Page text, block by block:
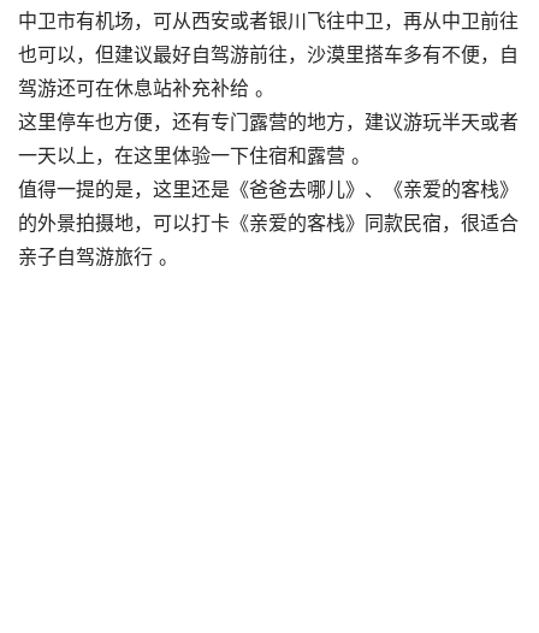
中卫市有机场，可从西安或者银川飞往中卫，再从中卫前往
也可以，但建议最好自驾游前往，沙漠里搭车多有不便，自
驾游还可在休息站补充补给 。
这里停车也方便，还有专门露营的地方，建议游玩半天或者
一天以上，在这里体验一下住宿和露营 。
值得一提的是，这里还是《爸爸去哪儿》、《亲爱的客栈》
的外景拍摄地，可以打卡《亲爱的客栈》同款民宿，很适合
亲子自驾游旅行 。